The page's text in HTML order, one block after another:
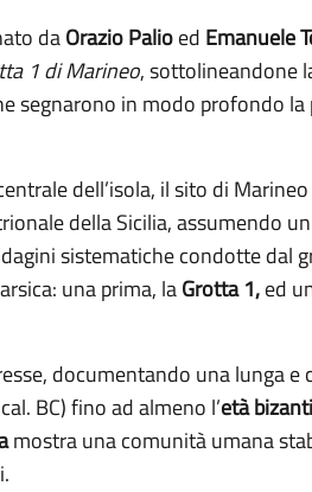
daOrazio Palioed Emanuele
1 di Marineo, sottolineandone
segnarono in modo profondo
dell’isola, il sito di
della Sicilia, assumendo
sistematiche condotte dal
una prima, laGrotta 1,ed
documentando una lunga e
BC) fino ad almeno l’età
mostra una comunità umana